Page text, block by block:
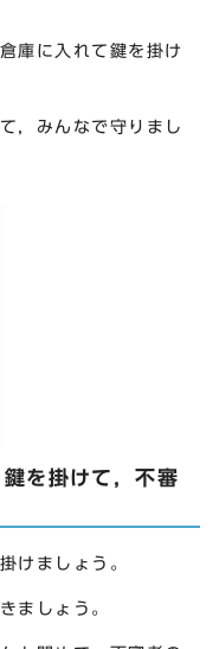
庫に入れて鍵を掛け
，みんなで守りまし
を掛けて，不審
けましょう。
ましょう。